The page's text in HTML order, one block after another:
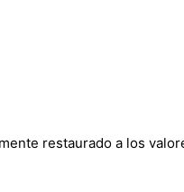
restaurado a los